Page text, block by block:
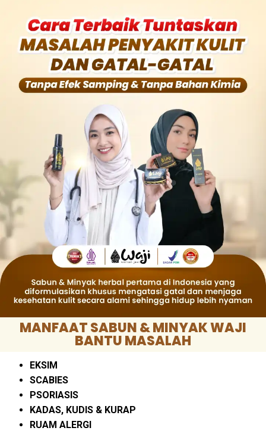
MANFAAT SABUN & MINYAK WAJI
BANTU MASALAH
EKSIM
SCABIES
PSORIASIS
KADAS, KUDIS & KURAP
RUAM ALERGI